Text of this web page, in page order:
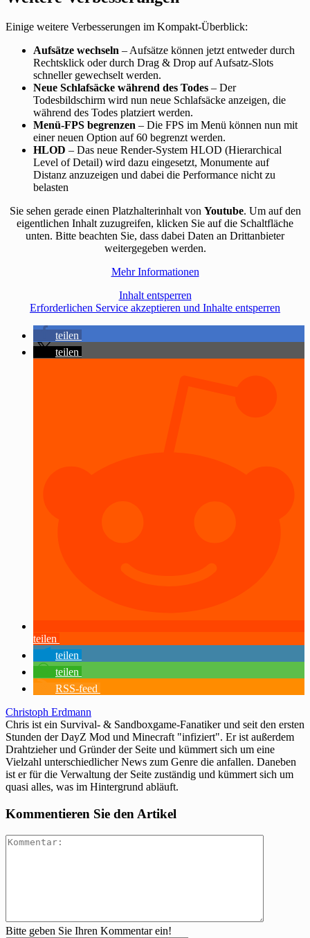
Einige weitere Verbesserungen im Kompakt-Überblick:
Aufsätze wechseln – Aufsätze können jetzt entweder durch
Rechtsklick oder durch Drag & Drop auf Aufsatz-Slots
schneller gewechselt werden.
Neue Schlafsäcke während des Todes – Der
Todesbildschirm wird nun neue Schlafsäcke anzeigen, die
während des Todes platziert werden.
Menü-FPS begrenzen – Die FPS im Menü können nun mit
einer neuen Option auf 60 begrenzt werden.
HLOD – Das neue Render-System HLOD (Hierarchical
Level of Detail) wird dazu eingesetzt, Monumente auf
Distanz anzuzeigen und dabei die Performance nicht zu
belasten
Sie sehen gerade einen Platzhalterinhalt von Youtube. Um auf den
eigentlichen Inhalt zuzugreifen, klicken Sie auf die Schaltfläche
unten. Bitte beachten Sie, dass dabei Daten an Drittanbieter
weitergegeben werden.
Mehr Informationen
Inhalt entsperren
Erforderlichen Service akzeptieren und Inhalte entsperren
teilen
teilen
teilen
teilen
teilen
RSS-feed
Christoph Erdmann
Chris ist ein Survival- & Sandboxgame-Fanatiker und seit den ersten
Stunden der DayZ Mod und Minecraft "infiziert". Er ist außerdem
Drahtzieher und Gründer der Seite und kümmert sich um eine
Vielzahl unterschiedlicher News zum Genre die anfallen. Daneben
ist er für die Verwaltung der Seite zuständig und kümmert sich um
quasi alles, was im Hintergrund abläuft.
Kommentieren Sie den Artikel
Bitte geben Sie Ihren Kommentar ein!